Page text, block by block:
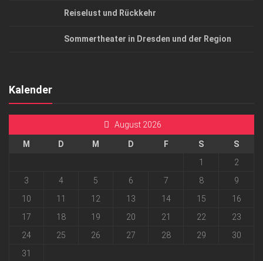
Reiselust und Rückkehr
Sommertheater in Dresden und der Region
Kalender
August 2026
M D M D F S
S
1
2
3
4 5 6 7 8
9
10
11 12 13 14 15
16
17
18 19 20 21 22
23
24
25 26 27 28 29
30
31